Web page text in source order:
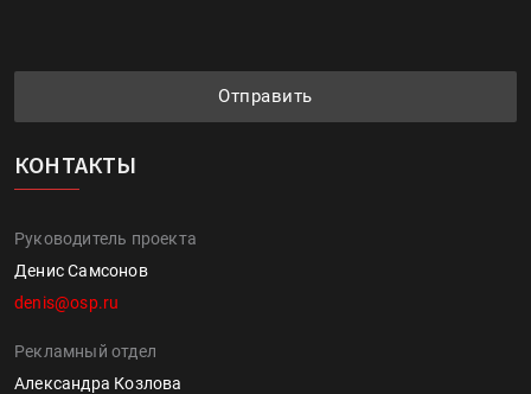
Отправить
КОНТАКТЫ
Руководитель проекта
Денис Самсонов
denis@osp.ru
Рекламный отдел
Александра Козлова